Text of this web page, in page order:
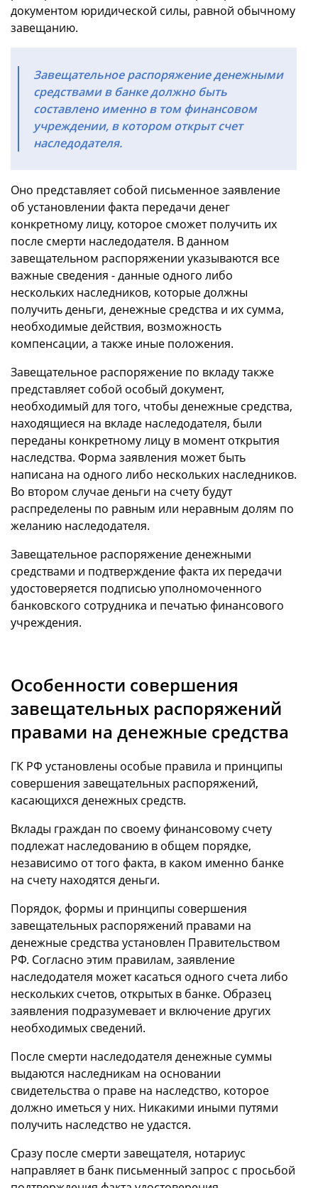
документом юридической силы, равной обычному
завещанию.
Завещательное распоряжение денежными
средствами в банке должно быть
составлено именно в том финансовом
учреждении, в котором открыт счет
наследодателя.
Оно представляет собой письменное заявление
об установлении факта передачи денег
конкретному лицу, которое сможет получить их
после смерти наследодателя. В данном
завещательном распоряжении указываются все
важные сведения - данные одного либо
нескольких наследников, которые должны
получить деньги, денежные средства и их сумма,
необходимые действия, возможность
компенсации, а также иные положения.
Завещательное распоряжение по вкладу также
представляет собой особый документ,
необходимый для того, чтобы денежные средства,
находящиеся на вкладе наследодателя, были
переданы конкретному лицу в момент открытия
наследства. Форма заявления может быть
написана на одного либо нескольких наследников.
Во втором случае деньги на счету будут
распределены по равным или неравным долям по
желанию наследодателя.
Завещательное распоряжение денежными
средствами и подтверждение факта их передачи
удостоверяется подписью уполномоченного
банковского сотрудника и печатью финансового
учреждения.
Особенности совершения
завещательных распоряжений
правами на денежные средства
ГК РФ установлены особые правила и принципы
совершения завещательных распоряжений,
касающихся денежных средств.
Вклады граждан по своему финансовому счету
подлежат наследованию в общем порядке,
независимо от того факта, в каком именно банке
на счету находятся деньги.
Порядок, формы и принципы совершения
завещательных распоряжений правами на
денежные средства установлен Правительством
РФ. Согласно этим правилам, заявление
наследодателя может касаться одного счета либо
нескольких счетов, открытых в банке. Образец
заявления подразумевает и включение других
необходимых сведений.
После смерти наследодателя денежные суммы
выдаются наследникам на основании
свидетельства о праве на наследство, которое
должно иметься у них. Никакими иными путями
получить наследство не удастся.
Сразу после смерти завещателя, нотариус
направляет в банк письменный запрос с просьбой